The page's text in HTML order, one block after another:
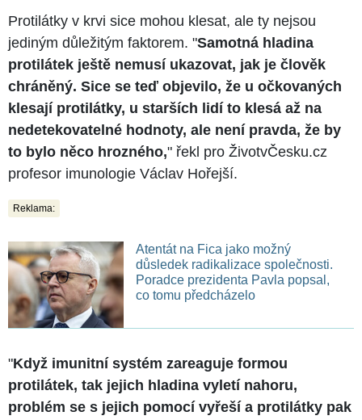
Protilátky v krvi sice mohou klesat, ale ty nejsou
jediným důležitým faktorem. "Samotná hladina
protilátek ještě nemusí ukazovat, jak je člověk
chráněný. Sice se teď objevilo, že u očkovaných
klesají protilátky, u starších lidí to klesá až na
nedetekovatelné hodnoty, ale není pravda, že by
to bylo něco hrozného," řekl pro ŽivotvČesku.cz
profesor imunologie Václav Hořejší.
Reklama:
Atentát na Fica jako možný
důsledek radikalizace společnosti.
Poradce prezidenta Pavla popsal,
co tomu předcházelo
"Když imunitní systém zareaguje formou
protilátek, tak jejich hladina vyletí nahoru,
problém se s jejich pomocí vyřeší a protilátky pak